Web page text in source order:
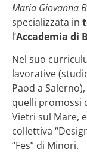
Maria Giovanna
specializzata in
l’Accademia di
Nel suo
lavorative
Paod a
quelli promossi
Vietri sul Mare,
collettiva
“Fes” di Minori.